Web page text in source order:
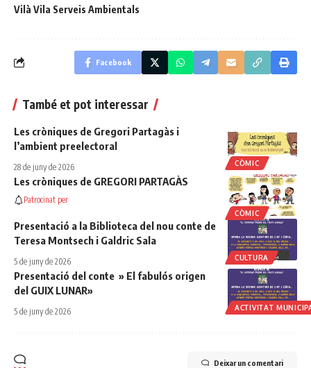
Vilà Vila Serveis Ambientals
Facebook
També et pot interessar
CÒMIC
Les cròniques de Gregori Partagàs i
l’ambient preelectoral
28 de juny de 2026
CÒMIC
Les cròniques de GREGORI PARTAGÀS
Patrocinat per
CULTURA
Presentació a la Biblioteca del nou conte de
Teresa Montsech i Galdric Sala
5 de juny de 2026
ACTIVITAT
Presentació del conte » El fabulós origen
del GUIX LUNAR»
5 de juny de 2026
Deixar un comentari